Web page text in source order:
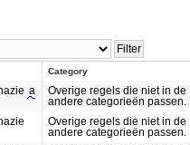
Category
a
Overige regels die niet in de
andere categorieën passen.
Overige regels die niet in de
andere categorieën passen.